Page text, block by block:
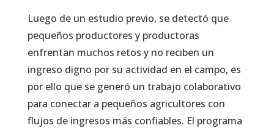
Luego de un estudio previo, se detectó que
pequeños productores y productoras
enfrentan muchos retos y no reciben un
ingreso digno por su actividad en el campo, es
por ello que se generó un trabajo colaborativo
para conectar a pequeños agricultores con
flujos de ingresos más confiables. El programa